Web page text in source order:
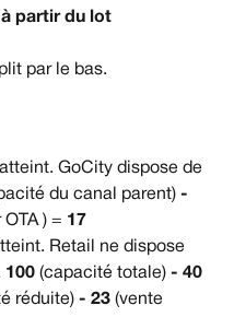
à partir du lot
par le bas.
GoCity dispose de
du canal parent) -
) = 17
Retail ne dispose
100 (capacité totale) - 40
réduite) - 23 (vente